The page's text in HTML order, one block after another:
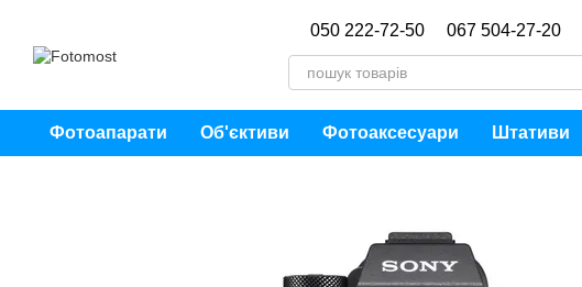
050 222-72-50 067 504-27-20
Фотоапарати Об'єктиви Фотоаксесуари Штативи